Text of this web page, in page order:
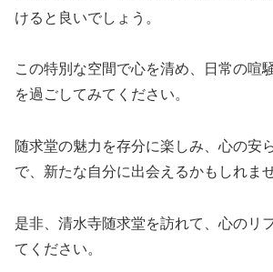
けると良いでしょう。
この特別な空間で心を清め、日常の喧
を過ごしてみてください。
随求堂の魅力を存分に楽しみ、心の安
で、新たな自分に出会えるかもしれませ
是非、清水寺随求堂を訪れて、心のリ
てください。